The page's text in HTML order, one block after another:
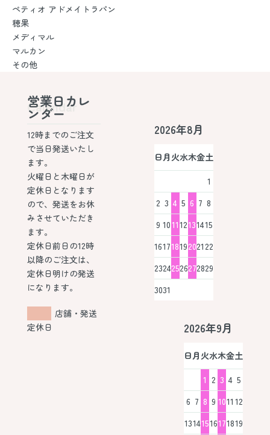
ペティオ アドメイトラパン
穂果
メディマル
マルカン
その他
Calendar
営業日カレ
ンダー
12時までのご注文
で当日発送いたし
ます。
火曜日と木曜日が
定休日となります
ので、発送をお休
みさせていただき
ます。
定休日前日の12時
以降のご注文は、
定休日明けの発送
になります。
店舗・発送
定休日
2026年8月
日月 火水木金土
1
2 3 4 5 6 7 8
9 101112131415
16171819202122
23242526272829
3031
2026年9月
日月 火水木金土
1 2 3 4 5
6 7 8 9 1011 12
13141516171819